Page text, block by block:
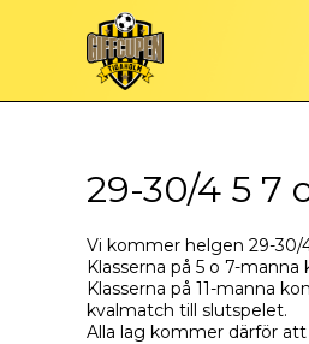
29-30/4 5 7
Vi kommer helgen 29-30/
Klasserna på 5 o 7-
Klasserna på 11-manna
kvalmatch till slutspelet.
Alla lag kommer därför